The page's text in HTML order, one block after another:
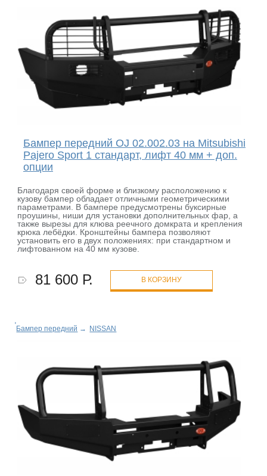
Бампер передний OJ 02.002.03 на Mitsubishi
Pajero Sport 1 стандарт, лифт 40 мм + доп.
опции
Благодаря своей форме и близкому расположению к
кузову бампер обладает отличными геометрическими
параметрами. В бампере предусмотрены буксирные
проушины, ниши для установки дополнительных фар, а
также вырезы для клюва реечного домкрата и крепления
крюка лебёдки. Кронштейны бампера позволяют
установить его в двух положениях: при стандартном и
лифтованном на 40 мм кузове.
81 600 Р. В КОРЗИНУ
Бампер передний → NISSAN